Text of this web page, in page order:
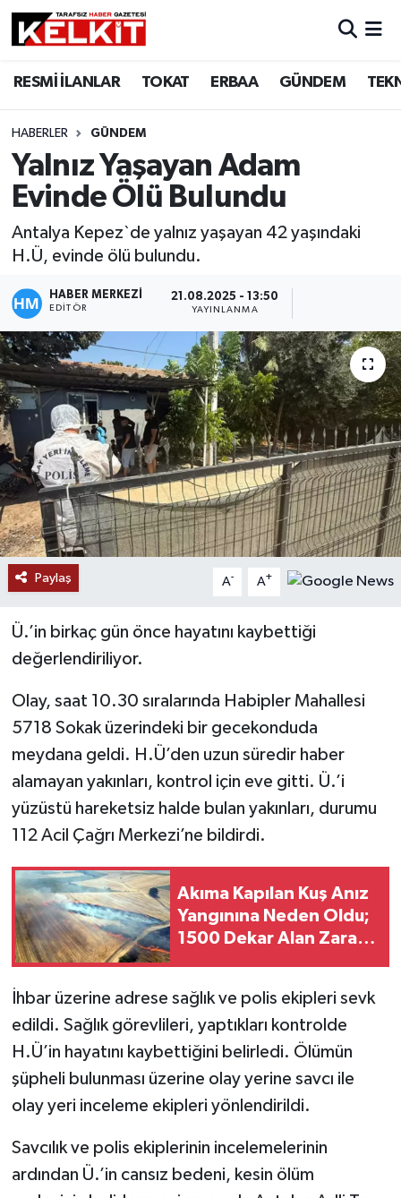
RESMİ İLANLAR TOKAT ERBAA GÜNDEM
HABERLER GÜNDEM
Yalnız Yaşayan Adam
Evinde Ölü Bulundu
Antalya Kepez`de yalnız yaşayan 42 yaşındaki
H.Ü, evinde ölü bulundu.
HABER MERKEZİ
EDITÖR
21.08.2025 - 13:50
YAYINLANMA
Paylaş A- A+
Ü.’in birkaç gün önce hayatını kaybettiği
değerlendiriliyor.
Olay, saat 10.30 sıralarında Habipler Mahallesi
5718 Sokak üzerindeki bir gecekonduda
meydana geldi. H.Ü’den uzun süredir haber
alamayan yakınları, kontrol için eve gitti. Ü.’i
yüzüstü hareketsiz halde bulan yakınları, durumu
112 Acil Çağrı Merkezi’ne bildirdi.
Akıma Kapılan Kuş Anız
Yangınına Neden Oldu;
1500 Dekar Alan Zarar
İhbar üzerine adrese sağlık ve polis ekipleri sevk
edildi. Sağlık görevlileri, yaptıkları kontrolde
H.Ü’in hayatını kaybettiğini belirledi. Ölümün
şüpheli bulunması üzerine olay yerine savcı ile
olay yeri inceleme ekipleri yönlendirildi.
Savcılık ve polis ekiplerinin incelemelerinin
ardından Ü.’in cansız bedeni, kesin ölüm